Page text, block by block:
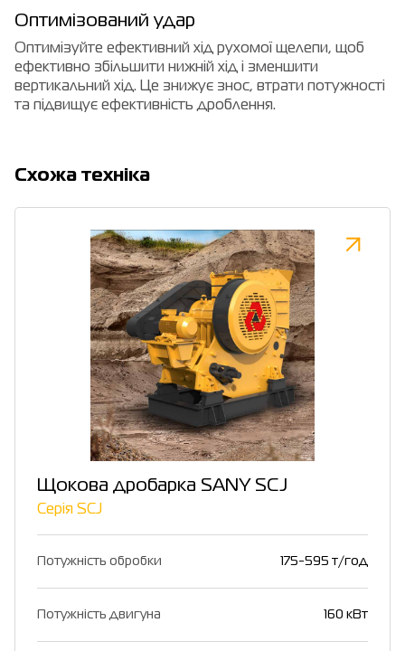
Оптимізований удар
Оптимізуйте ефективний хід рухомої щелепи, щоб
ефективно збільшити нижній хід і зменшити
вертикальний хід. Це знижує знос, втрати потужності
та підвищує ефективність дроблення.
Cхожа техніка
Щокова дробарка SANY SCJ
Серія SCJ
Потужність обробки 175-595 т/год
Потужність двигуна 160 кВт